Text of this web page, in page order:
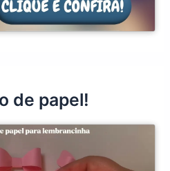
de papel!